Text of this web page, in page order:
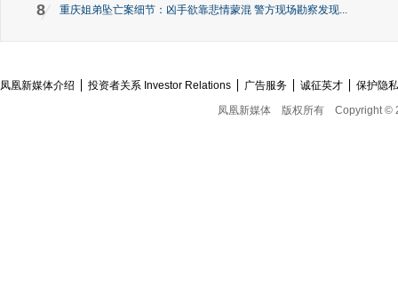
8 重庆姐弟坠亡案细节：凶手欲靠悲情蒙混 警方现场勘察发现...
凤凰新媒体介绍 投资者关系 Investor Relations 广告服务 诚征英才
保护隐
凤凰新媒体
版权所有 Copyright ©